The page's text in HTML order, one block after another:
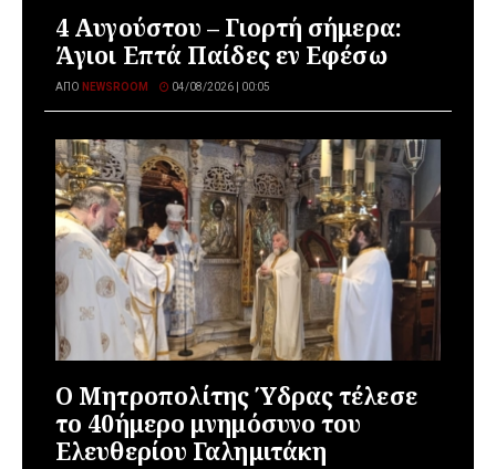
4 Αυγούστου – Γιορτή σήμερα:
Άγιοι Επτά Παίδες εν Εφέσω
ΑΠΌ NEWSROOM 04/08/2026 | 00:05
Ο Μητροπολίτης Ύδρας τέλεσε
το 40ήμερο μνημόσυνο του
Ελευθερίου Γαλημιτάκη